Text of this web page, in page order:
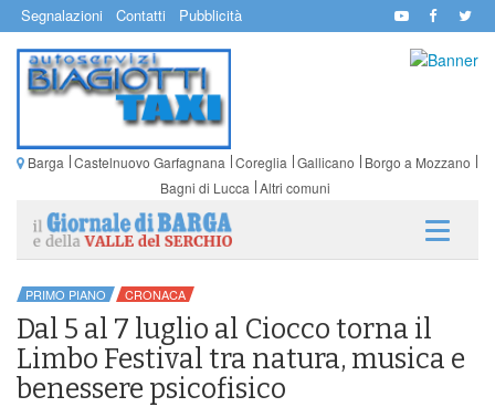
Segnalazioni Contatti Pubblicità
Barga Castelnuovo Garfagnana Coreglia Gallicano
Borgo a Mozzano
Bagni di Lucca Altri comuni
PRIMO PIANO CRONACA
Dal 5 al 7 luglio al Ciocco torna il
Limbo Festival tra natura, musica e
benessere psicofisico